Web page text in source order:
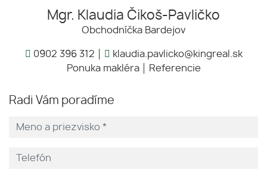
Mgr. Klaudia Čikoš-Pavličko
Obchodníčka Bardejov
0902 396 312
klaudia.pavlicko@kingreal.sk
Ponuka makléra
Referencie
Radi Vám poradíme